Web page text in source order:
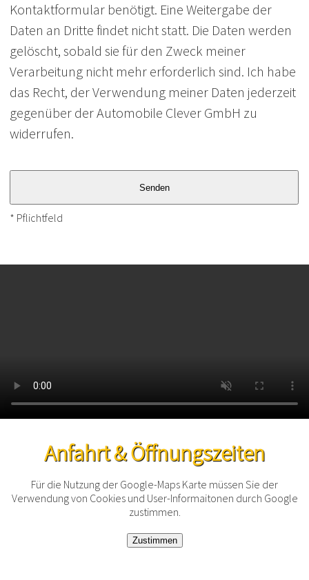
Kontaktformular benötigt. Eine Weitergabe der
Daten an Dritte findet nicht statt. Die Daten werden
gelöscht, sobald sie für den Zweck meiner
Verarbeitung nicht mehr erforderlich sind. Ich habe
das Recht, der Verwendung meiner Daten jederzeit
gegenüber der Automobile Clever GmbH zu
widerrufen.
* Pflichtfeld
Anfahrt & Öffnungszeiten
Für die Nutzung der Google-Maps Karte müssen Sie der
Verwendung von Cookies und User-Informaitonen durch Google
zustimmen.